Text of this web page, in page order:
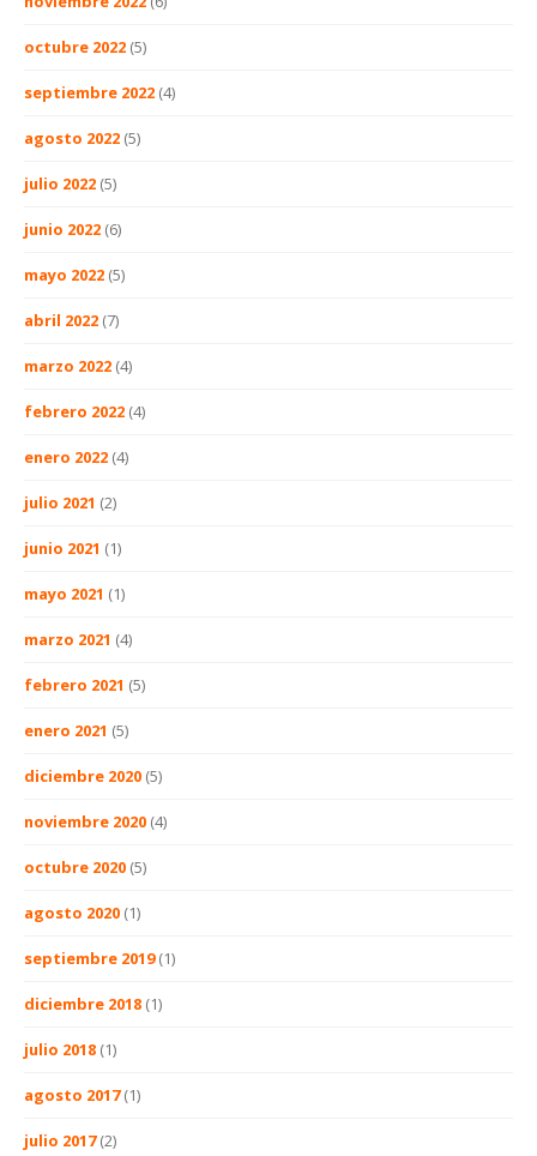
octubre 2022 (5)
septiembre 2022 (4)
agosto 2022 (5)
julio 2022 (5)
junio 2022 (6)
mayo 2022 (5)
abril 2022 (7)
marzo 2022 (4)
febrero 2022 (4)
enero 2022 (4)
julio 2021 (2)
junio 2021 (1)
mayo 2021 (1)
marzo 2021 (4)
febrero 2021 (5)
enero 2021 (5)
diciembre 2020 (5)
noviembre 2020 (4)
octubre 2020 (5)
agosto 2020 (1)
septiembre 2019(1)
diciembre 2018 (1)
julio 2018 (1)
agosto 2017(1)
julio 2017(2)